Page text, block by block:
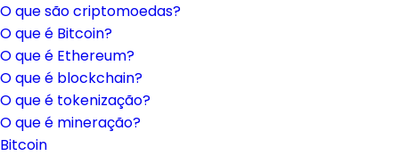
O que são criptomoedas?
O que é Bitcoin?
O que é Ethereum?
O que é blockchain?
O que é tokenização?
O que é mineração?
Bitcoin